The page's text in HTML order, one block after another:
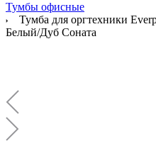
Тумбы офисные
Тумба для оргтехники
Белый/Дуб Соната